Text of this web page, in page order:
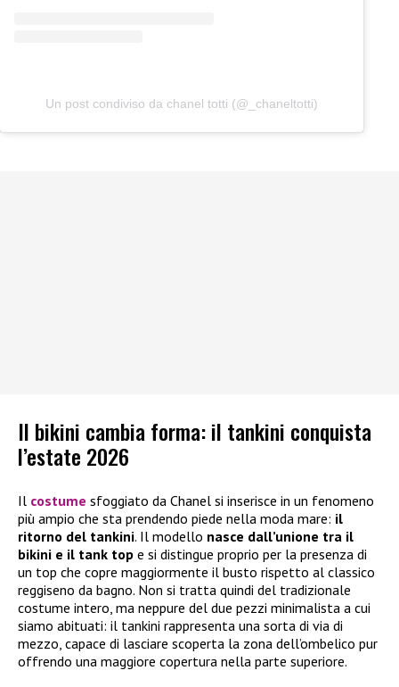
Un post condiviso da chanel totti (@_chaneltotti)
Il bikini cambia forma: il tankini conquista
l’estate 2026
Il costume sfoggiato da Chanel si inserisce in un fenomeno
più ampio che sta prendendo piede nella moda mare: il
ritorno del tankini. Il modello nasce dall’unione tra il
bikini e il tank top e si distingue proprio per la presenza di
un top che copre maggiormente il busto rispetto al classico
reggiseno da bagno. Non si tratta quindi del tradizionale
costume intero, ma neppure del due pezzi minimalista a cui
siamo abituati: il tankini rappresenta una sorta di via di
mezzo, capace di lasciare scoperta la zona dell’ombelico pur
offrendo una maggiore copertura nella parte superiore.